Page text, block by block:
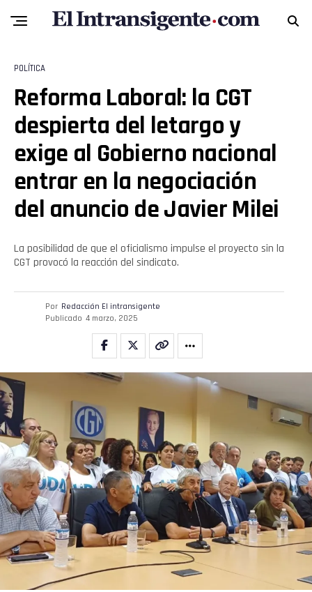
POLÍTICA
Reforma Laboral: la CGT
despierta del letargo y
exige al Gobierno nacional
entrar en la negociación
del anuncio de Javier Milei
La posibilidad de que el oficialismo impulse el proyecto sin la
CGT provocó la reacción del sindicato.
Por Redacción El intransigente
Publicado 4 marzo, 2025